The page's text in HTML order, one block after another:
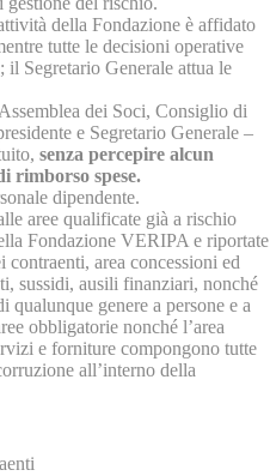
della Fondazione è affidato
tutte le decisioni operative
il Segretario Generale attua le
dei Soci, Consiglio di
e Segretario Generale –
senza percepire alcun
rimborso spese.
dipendente.
aree qualificate già a rischio
Fondazione VERIPA e riportate
contraenti, area concessioni ed
sussidi, ausili finanziari, nonché
genere a persone e a
obbligatorie nonché l’area
e forniture compongono tutte
all’interno della